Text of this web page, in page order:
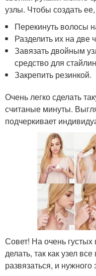
узлы. Чтобы создать
Перекинуть волосы
Разделить их на две
Завязать двойным
средство для
Закрепить резинкой.
Очень легко сделать
считаные минуты.
подчеркивает
Совет! На очень
делать, так как узел
развязаться, и